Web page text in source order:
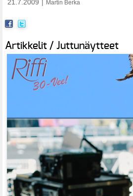
21.7.2009 | Martin Berka
Artikkelit / Juttunäytteet